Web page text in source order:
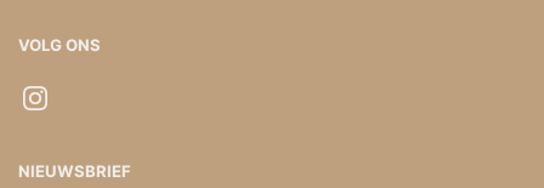
VOLG ONS
Instagram
NIEUWSBRIEF